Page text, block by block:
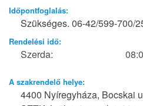
Időpontfoglalás:
Szükséges. 06-42/599-700/
Rendelési idő:
Szerda:
A szakrendelő helye:
4400 Nyíregyháza, Bocskai